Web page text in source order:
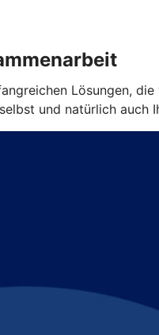
Lösungen,
und natürlich auch